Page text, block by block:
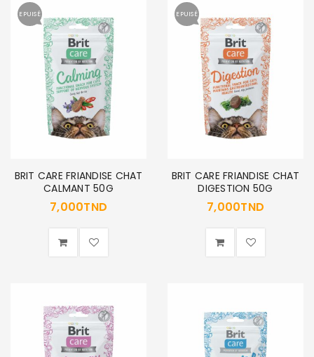
EPUISÉ
BRIT CARE FRIANDISE CHAT
CALMANT 50G
7,000TND
EPUISÉ
BRIT CARE FRIANDISE CHAT
DIGESTION 50G
7,000TND